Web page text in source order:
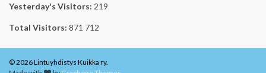
Yesterday's Visitors: 219
Total Visitors: 871 712
© 2026 Lintuyhdistys Kuikka ry.